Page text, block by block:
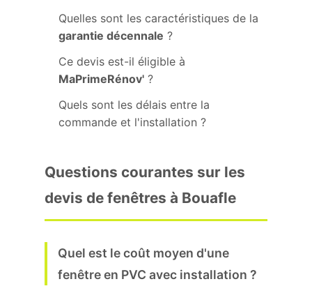
Quelles sont les caractéristiques de la
garantie décennale ?
Ce devis est-il éligible à
MaPrimeRénov' ?
Quels sont les délais entre la
commande et l'installation ?
Questions courantes sur les
devis de fenêtres à Bouafle
Quel est le coût moyen d'une
fenêtre en PVC avec installation ?